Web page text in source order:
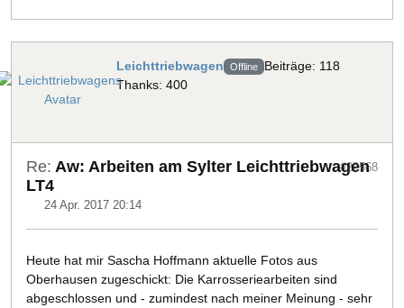
Leichttriebwagen Offline Beiträge: 118
Thanks: 400
Re: Aw: Arbeiten am Sylter Leichttriebwagen
LT4
24 Apr. 2017 20:14
#22568
Heute hat mir Sascha Hoffmann aktuelle Fotos aus
Oberhausen zugeschickt: Die Karrosseriearbeiten sind
abgeschlossen und - zumindest nach meiner Meinung - sehr